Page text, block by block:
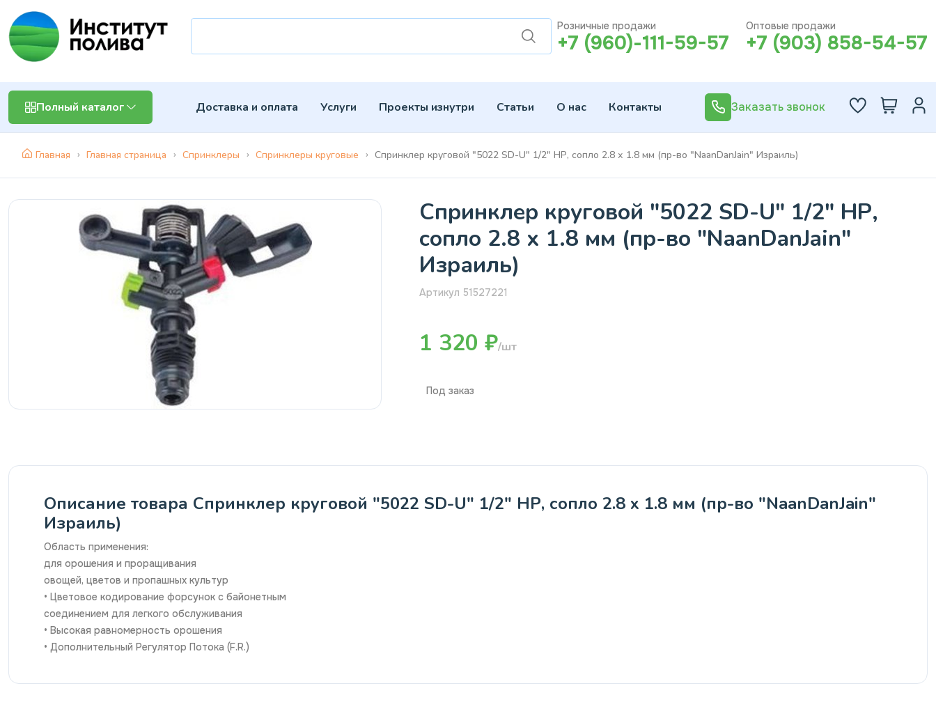
Розничные продажи
+7 (960)-111-59-57
Оптовые продажи
+7 (903) 858-54-57
Полный каталог Доставка и оплата Услуги Проекты изнутри Статьи О нас Контакты Заказать звонок
Главная Главная страница Спринклеры Спринклеры круговые Спринклер круговой "5022 SD-U" 1/2" НР, сопло 2.8 х 1.8 мм (пр-во "NaanDanJain" Израиль)
Спринклер круговой "5022 SD-U" 1/2" НР,
сопло 2.8 х 1.8 мм (пр-во "NaanDanJain"
Израиль)
Артикул 51527221
1 320 ₽/шт
Под заказ
Описание товара Спринклер круговой "5022 SD-U" 1/2" НР, сопло 2.8 х 1.8 мм (пр-во "NaanDanJain"
Израиль)
Область применения:
для орошения и проращивания
овощей, цветов и пропашных культур
• Цветовое кодирование форсунок с байонетным
соединением для легкого обслуживания
• Высокая равномерность орошения
• Дополнительный Регулятор Потока (F.R.)